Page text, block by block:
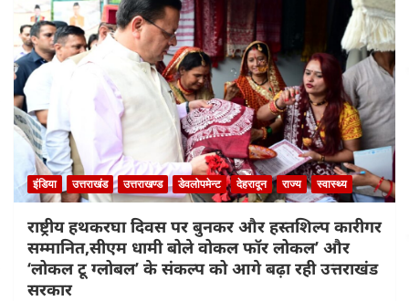
इंडिया उत्तराखंड उत्तराखण्ड डेवलोपमेन्ट देहरादून राज्य स्वास्थ्य
राष्ट्रीय हथकरघा दिवस पर बुनकर और हस्तशिल्प कारीगर
सम्मानित,सीएम धामी बोले वोकल फॉर लोकल’ और
‘लोकल टू ग्लोबल’ के संकल्प को आगे बढ़ा रही उत्तराखंड
सरकार